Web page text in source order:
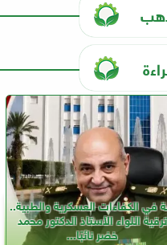
في الكفاءات العسكرية والطبية..
ترقية اللواء الأستاذ الدكتور محمد
خضر نائبًا...